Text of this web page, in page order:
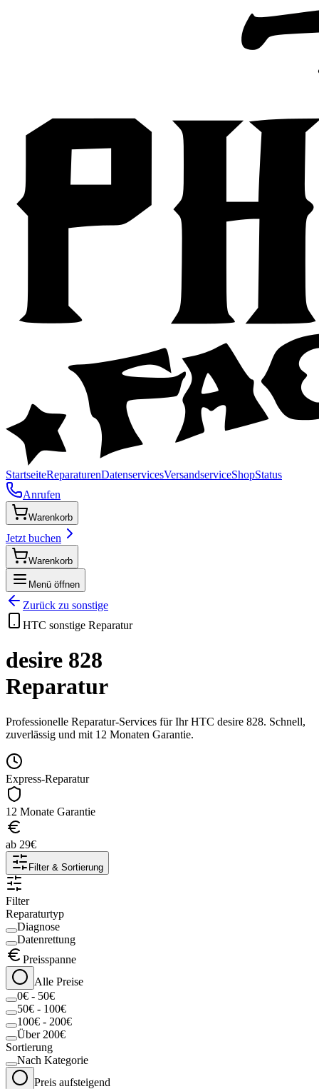
StartseiteReparaturenDatenservicesVersandserviceShopStatus
Anrufen
Warenkorb
Jetzt buchen
Warenkorb
Menü öffnen
Zurück zu sonstige
HTC sonstige Reparatur
desire 828
Reparatur
Professionelle Reparatur-Services für IhrHTC desire 828. Schnell,
zuverlässig und mit 12 Monaten Garantie.
Express-Reparatur
12 Monate Garantie
ab 29€
Filter & Sortierung
Filter
Reparaturtyp
Diagnose
Datenrettung
Preisspanne
Alle Preise
0€ - 50€
50€ - 100€
100€ - 200€
Über 200€
Sortierung
Nach Kategorie
Preis aufsteigend